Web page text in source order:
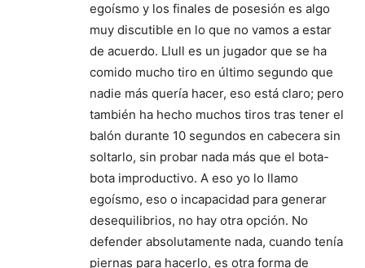
egoísmo y los finales de posesión es algo
muy discutible en lo que no vamos a estar
de acuerdo. Llull es un jugador que se ha
comido mucho tiro en último segundo que
nadie más quería hacer, eso está claro; pero
también ha hecho muchos tiros tras tener el
balón durante 10 segundos en cabecera sin
soltarlo, sin probar nada más que el bota-
bota improductivo. A eso yo lo llamo
egoísmo, eso o incapacidad para generar
desequilibrios, no hay otra opción. No
defender absolutamente nada, cuando tenía
piernas para hacerlo, es otra forma de